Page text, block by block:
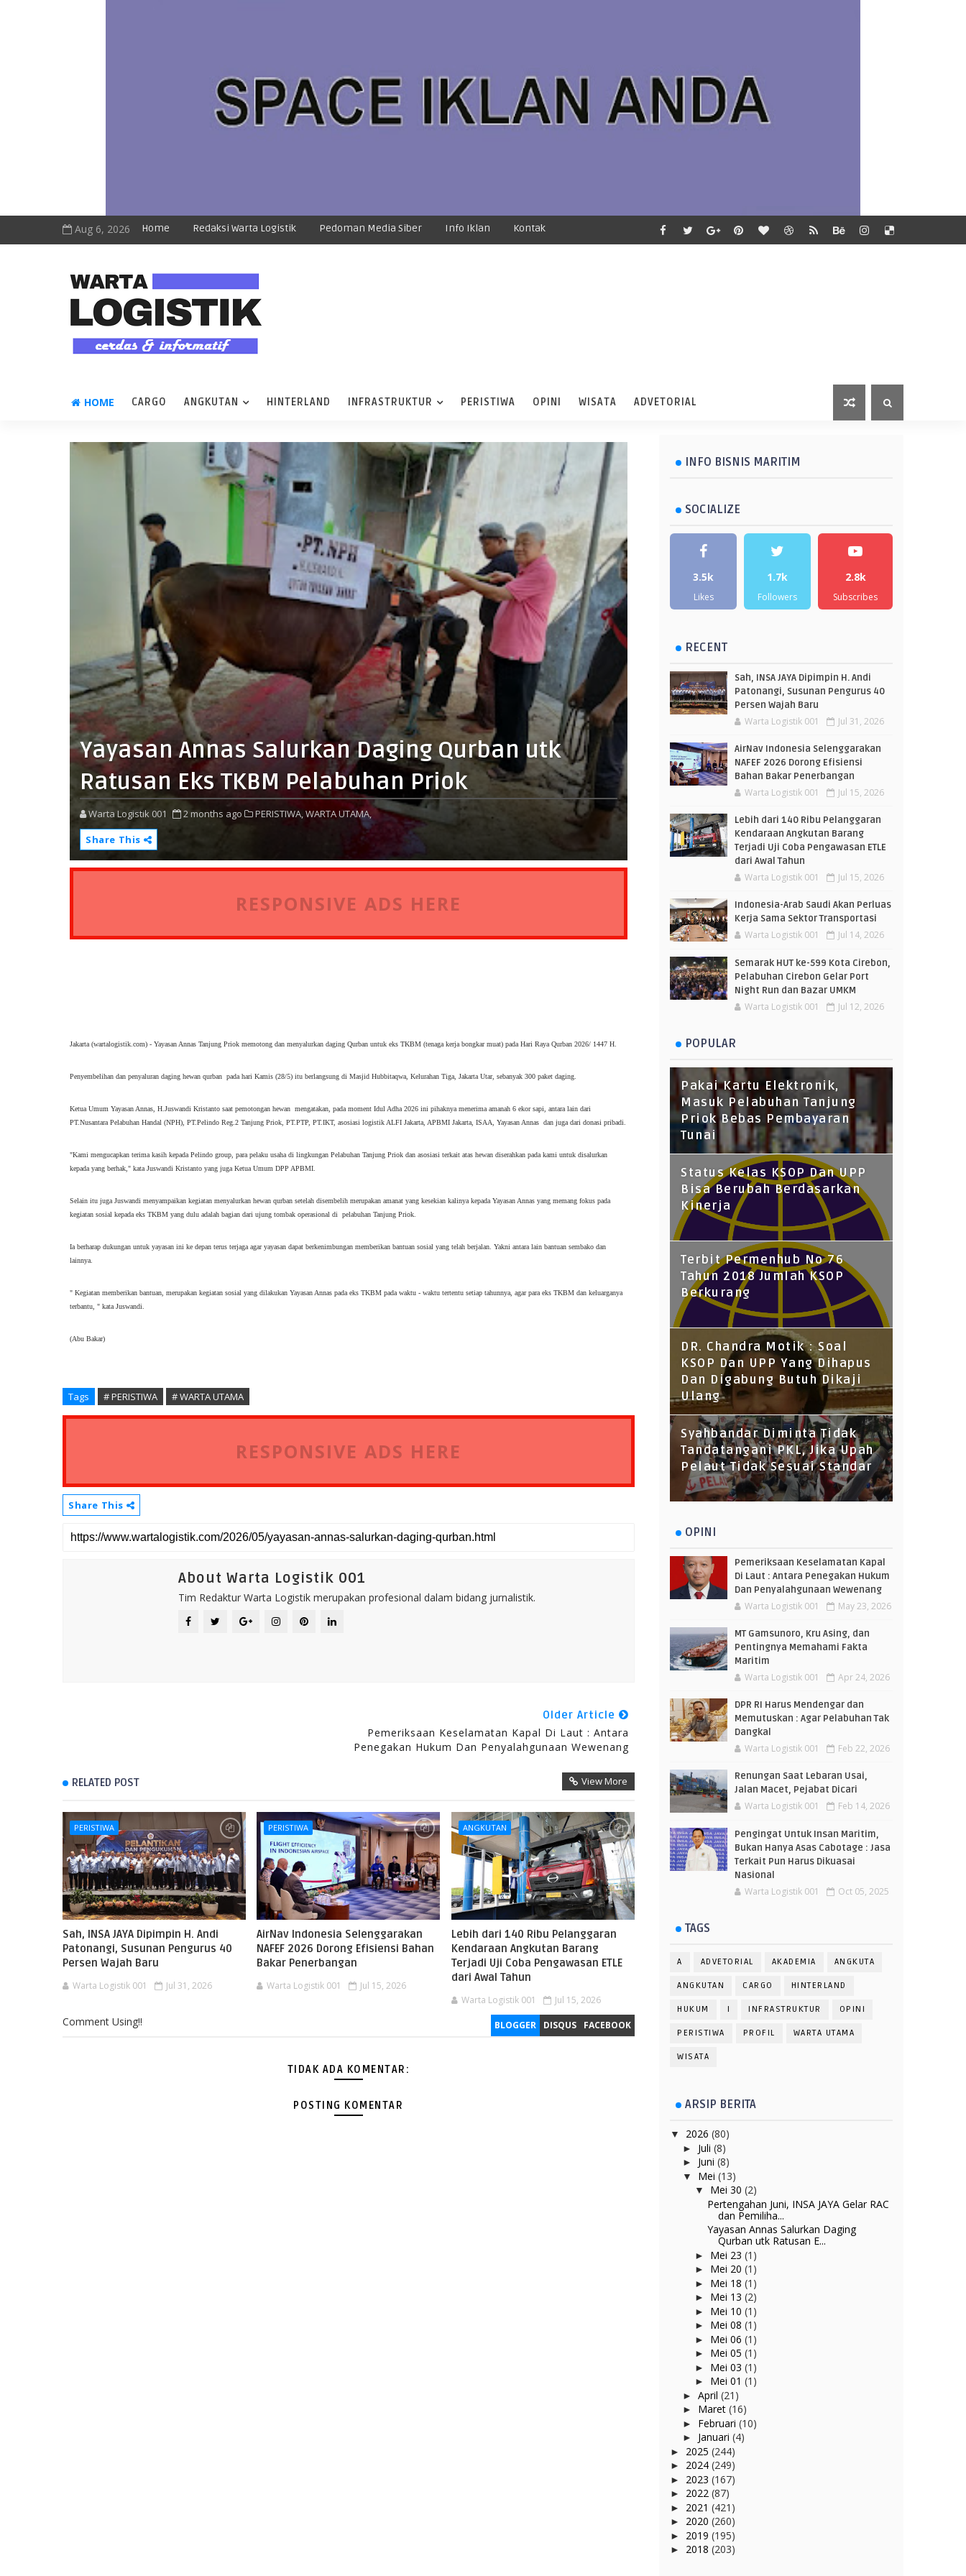
Aug 6, 2026 Home Redaksi Warta Logistik Pedoman Media Siber Info Iklan Kontak
HOME CARGO ANGKUTAN HINTERLAND INFRASTRUKTUR PERISTIWA OPINI WISATA ADVETORIAL
Yayasan Annas Salurkan Daging Qurban utk
Ratusan Eks TKBM Pelabuhan Priok
Warta Logistik 001 2 months ago PERISTIWA,WARTA UTAMA,
Share This
RESPONSIVE ADS HERE
Jakarta (wartalogistik.com) - Yayasan Annas Tanjung Priok memotong dan menyalurkan daging Qurban untuk eks TKBM (tenaga kerja bongkar muat) pada Hari Raya Qurban 2026/ 1447 H.
Penyembelihan dan penyaluran daging hewan qurban  pada hari Kamis (28/5) itu berlangsung di Masjid Hubbitaqwa, Kelurahan Tiga, Jakarta Utar, sebanyak 300 paket daging.
Ketua Umum Yayasan Annas, H.Juswandi Kristanto saat pemotongan hewan  mengatakan, pada moment Idul Adha 2026 ini pihaknya menerima amanah 6 ekor sapi, antara lain dari
PT.Nusantara Pelabuhan Handal (NPH), PT.Pelindo Reg.2 Tanjung Priok, PT.PTP, PT.IKT, asosiasi logistik ALFI Jakarta, APBMI Jakarta, ISAA, Yayasan Annas  dan juga dari donasi pribadi.
"Kami mengucapkan terima kasih kepada Pelindo group, para pelaku usaha di lingkungan Pelabuhan Tanjung Priok dan asosiasi terkait atas hewan diserahkan pada kami untuk disalurkan
kepada yang berhak," kata Juswandi Kristanto yang juga Ketua Umum DPP APBMI.
Selain itu juga Juswandi menyampaikan kegiatan menyalurkan hewan qurban setelah disembelih merupakan amanat yang kesekian kalinya kepada Yayasan Annas yang memang fokus pada
kegiatan sosial kepada eks TKBM yang dulu adalah bagian dari ujung tombak operasional di  pelabuhan Tanjung Priok.
Ia berharap dukungan untuk yayasan ini ke depan terus terjaga agar yayasan dapat berkenimbungan memberikan bantuan sosial yang telah berjalan. Yakni antara lain bantuan sembako dan
lainnya.
" Kegiatan memberikan bantuan, merupakan kegiatan sosial yang dilakukan Yayasan Annas pada eks TKBM pada waktu - waktu tertentu setiap tahunnya, agar para eks TKBM dan keluarganya
terbantu, " kata Juswandi.
(Abu Bakar)
Tags # PERISTIWA # WARTA UTAMA
RESPONSIVE ADS HERE
Share This
About Warta Logistik 001
Tim Redaktur Warta Logistik merupakan profesional dalam bidang jurnalistik.
Older Article
Pemeriksaan Keselamatan Kapal Di Laut : Antara
Penegakan Hukum Dan Penyalahgunaan Wewenang
RELATED POST View More
PERISTIWA
Sah, INSA JAYA Dipimpin H. Andi
Patonangi, Susunan Pengurus 40
Persen Wajah Baru
Warta Logistik 001 Jul 31, 2026
PERISTIWA
AirNav Indonesia Selenggarakan
NAFEF 2026 Dorong Efisiensi Bahan
Bakar Penerbangan
Warta Logistik 001 Jul 15, 2026
ANGKUTAN
Lebih dari 140 Ribu Pelanggaran
Kendaraan Angkutan Barang
Terjadi Uji Coba Pengawasan ETLE
dari Awal Tahun
Warta Logistik 001 Jul 15, 2026
BLOGGER DISQUS FACEBOOK
Comment Using!!
TIDAK ADA KOMENTAR:
POSTING KOMENTAR
INFO BISNIS MARITIM
SOCIALIZE
3.5k
Likes
1.7k
Followers
2.8k
Subscribes
RECENT
Sah, INSA JAYA Dipimpin H. Andi
Patonangi, Susunan Pengurus 40
Persen Wajah Baru
Warta Logistik 001 Jul 31, 2026
AirNav Indonesia Selenggarakan
NAFEF 2026 Dorong Efisiensi
Bahan Bakar Penerbangan
Warta Logistik 001 Jul 15, 2026
Lebih dari 140 Ribu Pelanggaran
Kendaraan Angkutan Barang
Terjadi Uji Coba Pengawasan ETLE
dari Awal Tahun
Warta Logistik 001 Jul 15, 2026
Indonesia-Arab Saudi Akan Perluas
Kerja Sama Sektor Transportasi
Warta Logistik 001 Jul 14, 2026
Semarak HUT ke-599 Kota Cirebon,
Pelabuhan Cirebon Gelar Port
Night Run dan Bazar UMKM
Warta Logistik 001 Jul 12, 2026
POPULAR
Pakai Kartu Elektronik,
Masuk Pelabuhan Tanjung
Priok Bebas Pembayaran
Tunai
Status Kelas KSOP Dan UPP
Bisa Berubah Berdasarkan
Kinerja
Terbit Permenhub No 76
Tahun 2018 Jumlah KSOP
Berkurang
DR. Chandra Motik : Soal
KSOP Dan UPP Yang Dihapus
Dan Digabung Butuh Dikaji
Ulang
Syahbandar Diminta Tidak
Tandatangani PKL, Jika Upah
Pelaut Tidak Sesuai Standar
OPINI
Pemeriksaan Keselamatan Kapal
Di Laut : Antara Penegakan Hukum
Dan Penyalahgunaan Wewenang
Warta Logistik 001 May 23, 2026
MT Gamsunoro, Kru Asing, dan
Pentingnya Memahami Fakta
Maritim
Warta Logistik 001 Apr 24, 2026
DPR RI Harus Mendengar dan
Memutuskan : Agar Pelabuhan Tak
Dangkal
Warta Logistik 001 Feb 22, 2026
Renungan Saat Lebaran Usai,
Jalan Macet, Pejabat Dicari
Warta Logistik 001 Feb 14, 2026
Pengingat Untuk Insan Maritim,
Bukan Hanya Asas Cabotage : Jasa
Terkait Pun Harus Dikuasai
Nasional
Warta Logistik 001 Oct 05, 2025
TAGS
A ADVETORIAL AKADEMIA ANGKUTA
ANGKUTAN CARGO HINTERLAND
HUKUM I INFRASTRUKTUR OPINI
PERISTIWA PROFIL WARTA UTAMA
WISATA
ARSIP BERITA
▼ 2026 (80)
► Juli (8)
► Juni (8)
▼ Mei (13)
▼ Mei 30 (2)
Pertengahan Juni, INSA JAYA Gelar RAC
dan Pemiliha...
Yayasan Annas Salurkan Daging
Qurban utk Ratusan E...
► Mei 23 (1)
► Mei 20 (1)
► Mei 18 (1)
► Mei 13 (2)
► Mei 10 (1)
► Mei 08 (1)
► Mei 06 (1)
► Mei 05 (1)
► Mei 03 (1)
► Mei 01 (1)
► April (21)
► Maret (16)
► Februari (10)
► Januari (4)
► 2025 (244)
► 2024 (249)
► 2023 (167)
► 2022 (87)
► 2021 (421)
► 2020 (260)
► 2019 (195)
► 2018 (203)